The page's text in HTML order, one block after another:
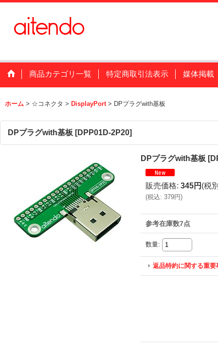
商品カテゴリ一覧 特定商取引法表示 媒体掲載
ホーム > ☆コネクタ > DisplayPort > DPプラグwith基板
DPプラグwith基板 [DPP01D-2P20]
DPプラグwith基板 [
販売価格: 345円 (税
(税込: 379円)
参考在庫数7点
数量:
返品特約に関する重要